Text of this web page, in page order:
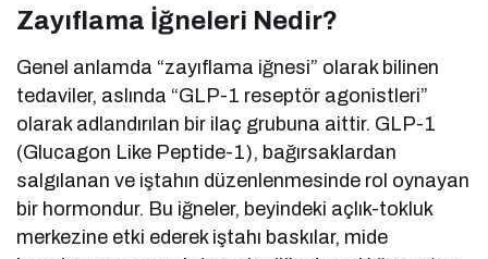
Zayıflama İğneleri Nedir?
Genel anlamda “zayıflama iğnesi” olarak bilinen
tedaviler, aslında “GLP-1 reseptör agonistleri”
olarak adlandırılan bir ilaç grubuna aittir. GLP-1
(Glucagon Like Peptide-1), bağırsaklardan
salgılanan ve iştahın düzenlenmesinde rol oynayan
bir hormondur. Bu iğneler, beyindeki açlık-tokluk
merkezine etki ederek iştahı baskılar, mide